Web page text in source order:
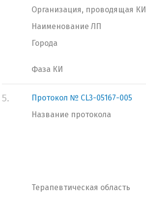
Организация, проводящая КИ
Наименование ЛП
Города
Фаза КИ
5.
Протокол № CL3-05167-005
Название протокола
Терапевтическая область